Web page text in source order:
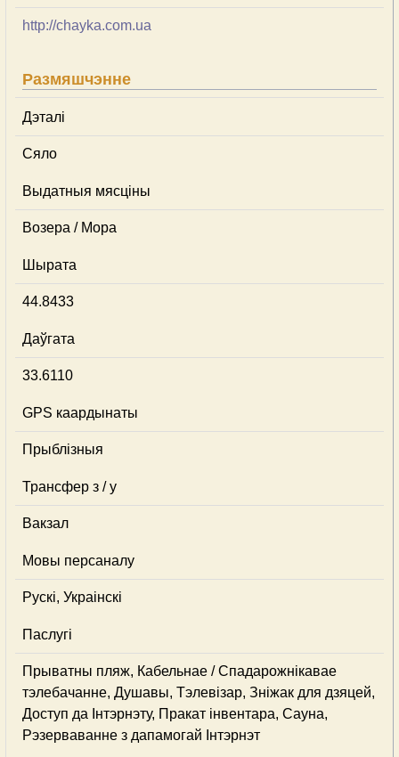
http://chayka.com.ua
Размяшчэнне
Дэталі
Сяло
Выдатныя мясціны
Возера / Мора
Шырата
44.8433
Даўгата
33.6110
GPS каардынаты
Прыблізныя
Трансфер з / у
Вакзал
Мовы персаналу
Рускі, Украінскі
Паслугі
Прыватны пляж, Кабельнае / Спадарожнiкавае
тэлебачанне, Душавы, Тэлевізар, Зніжак для дзяцей,
Доступ да Інтэрнэту, Пракат інвентара, Сауна,
Рэзерваванне з дапамогай Інтэрнэт